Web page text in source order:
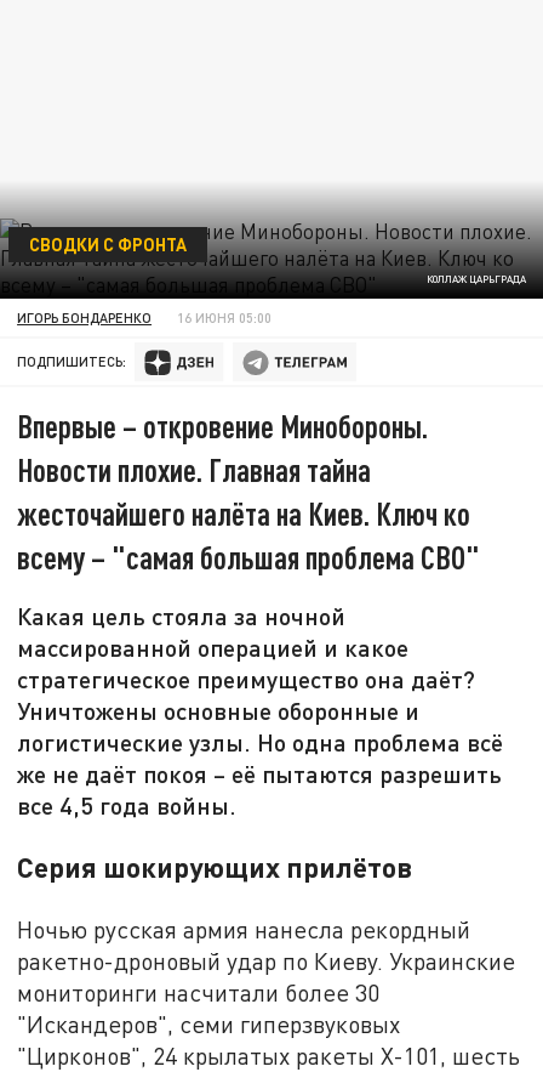
КОЛЛАЖ ЦАРЬГРАДА
СВОДКИ С ФРОНТА
ИГОРЬ БОНДАРЕНКО 16 ИЮНЯ 05:00
ПОДПИШИТЕСЬ:
Впервые – откровение Минобороны.
Новости плохие. Главная тайна
жесточайшего налёта на Киев. Ключ ко
всему – "самая большая проблема СВО"
Какая цель стояла за ночной
массированной операцией и какое
стратегическое преимущество она даёт?
Уничтожены основные оборонные и
логистические узлы. Но одна проблема всё
же не даёт покоя – её пытаются разрешить
все 4,5 года войны.
Серия шокирующих прилётов
Ночью русская армия нанесла рекордный
ракетно-дроновый удар по Киеву. Украинские
мониторинги насчитали более 30
"Искандеров", семи гиперзвуковых
"Цирконов", 24 крылатых ракеты Х-101, шесть